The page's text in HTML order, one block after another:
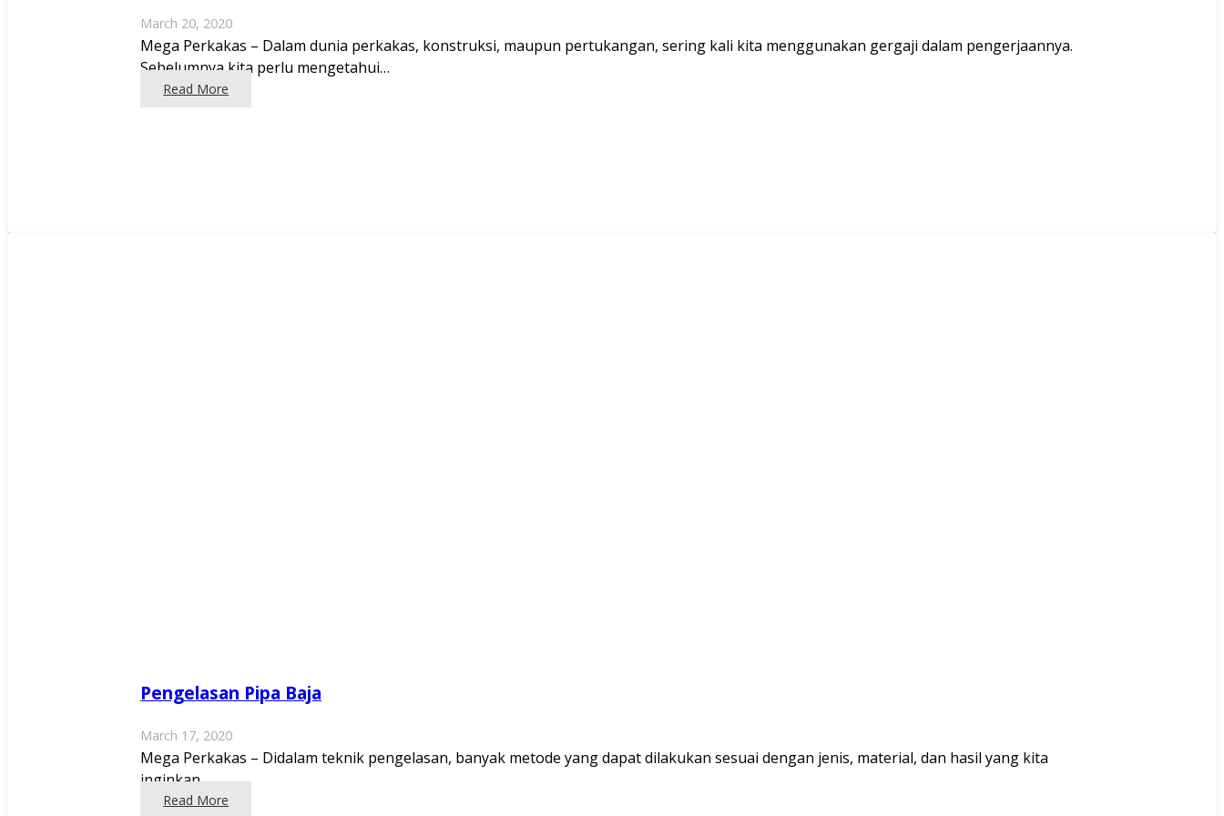
March 20, 2020
Mega Perkakas – Dalam dunia perkakas, konstruksi, maupun pertukangan, sering kali kita menggunakan gergaji dalam pengerjaannya.
Sebelumnya kita perlu mengetahui…
Read More
Pengelasan Pipa Baja
March 17, 2020
Mega Perkakas – Didalam teknik pengelasan, banyak metode yang dapat dilakukan sesuai dengan jenis, material, dan hasil yang kita
inginkan.…
Read More